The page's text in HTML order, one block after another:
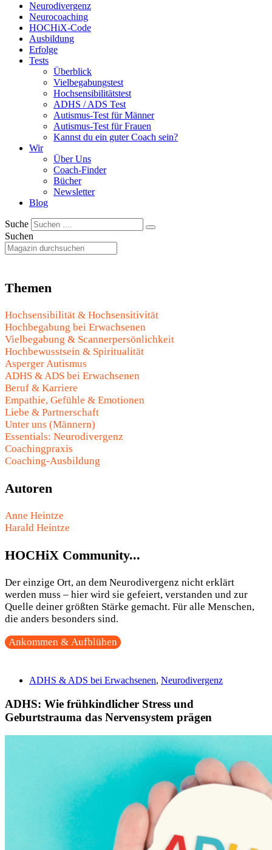
Neurodivergenz
Neurocoaching
HOCHiX-Code
Ausbildung
Erfolge
Tests
Überblick
Vielbegabungstest
Hochsensibilitätstest
ADHS / ADS Test
Autismus-Test für Männer
Autismus-Test für Frauen
Kannst du ein guter Coach sein?
Wir
Über Uns
Coach-Finder
Bücher
Newsletter
Blog
Suche
Suchen
Themen
Hochsensibilität & Hochsensitivität
Hochbegabung bei Erwachsenen
Vielbegabung & Scannerpersönlichkeit
Hochbewusstsein & Spiritualität
Asperger Autismus
ADHS & ADS bei Erwachsenen
Beruf & Karriere
Empathie, Gefühle & Emotionen
Liebe & Partnerschaft
Unter uns (Männern)
Essentials: Neurodivergenz
Coachingpraxis
Coaching-Ausbildung
Autoren
Anne Heintze
Harald Heintze
HOCHiX Community...
Der einzige Ort, an dem Neurodivergenz nicht erklärt
werden muss – hier wird sie gefeiert, verstanden und zur
Quelle deiner größten Stärke gemacht. Für alle Menschen,
die anders besonders sind.
Ankommen & Aufblühen
ADHS & ADS bei Erwachsenen, Neurodivergenz
ADHS: Wie frühkindlicher Stress und
Geburtstrauma das Nervensystem prägen